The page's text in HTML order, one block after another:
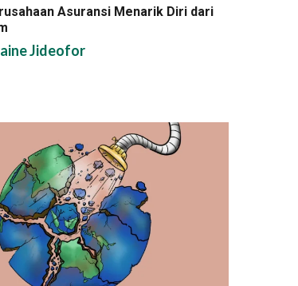
Asuransi Menarik Diri dari
Jideofor